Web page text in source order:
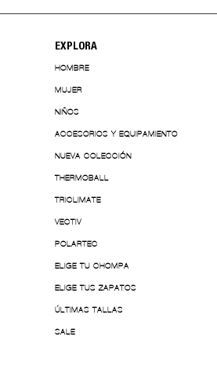
EXPLORA
HOMBRE
MUJER
NIÑOS
ACCESORIOS Y EQUIPAMIENTO
NUEVA COLECCIÓN
THERMOBALL
TRICLIMATE
VECTIV
POLARTEC
ELIGE TU CHOMPA
ELIGE TUS ZAPATOS
ÚLTIMAS TALLAS
SALE